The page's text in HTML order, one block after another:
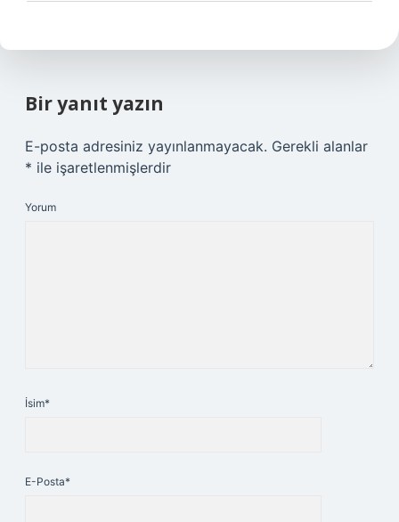
Bir yanıt yazın
E-posta adresiniz yayınlanmayacak. Gerekli alanlar
* ile işaretlenmişlerdir
Yorum
İsim*
E-Posta*